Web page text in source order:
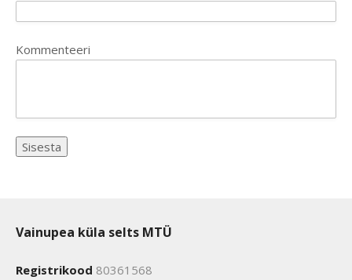
Kommenteeri
Vainupea küla selts MTÜ
Registrikood 80361568